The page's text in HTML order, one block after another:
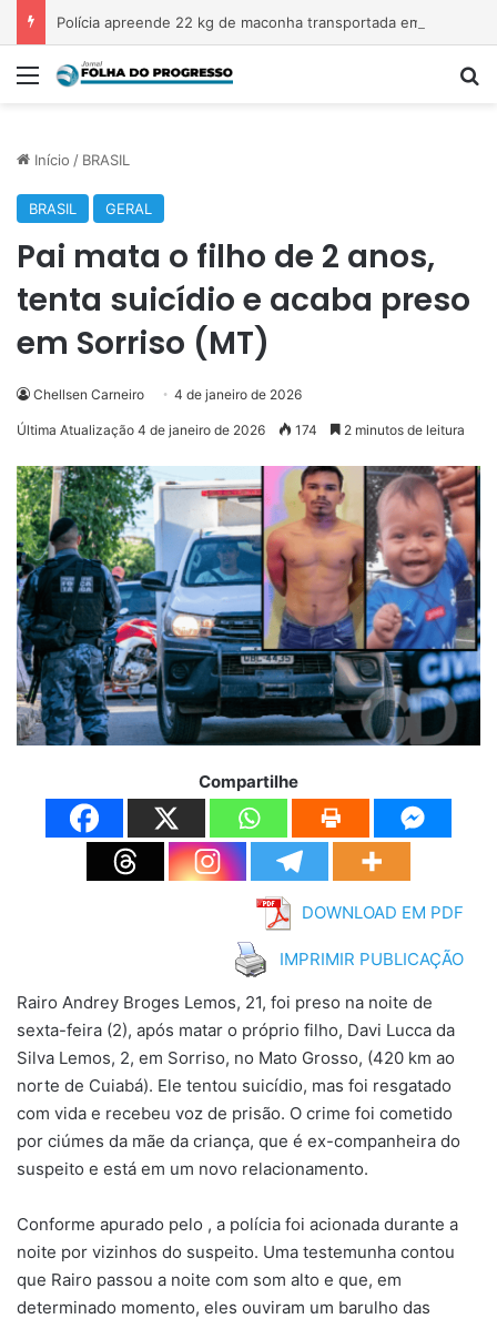
Menu
Início / BRASIL
BRASIL GERAL
Pai mata o filho de 2 anos,
tenta suicídio e acaba preso
em Sorriso (MT)
Chellsen Carneiro 4 de janeiro de 2026
Última Atualização 4 de janeiro de 2026 174 2 minutos de leitura
Compartilhe
DOWNLOAD EM PDF
IMPRIMIR PUBLICAÇÃO
Rairo Andrey Broges Lemos, 21, foi preso na noite de
sexta-feira (2), após matar o próprio filho, Davi Lucca da
Silva Lemos, 2, em Sorriso, no Mato Grosso, (420 km ao
norte de Cuiabá). Ele tentou suicídio, mas foi resgatado
com vida e recebeu voz de prisão. O crime foi cometido
por ciúmes da mãe da criança, que é ex-companheira do
suspeito e está em um novo relacionamento.
Conforme apurado pelo , a polícia foi acionada durante a
noite por vizinhos do suspeito. Uma testemunha contou
que Rairo passou a noite com som alto e que, em
determinado momento, eles ouviram um barulho das